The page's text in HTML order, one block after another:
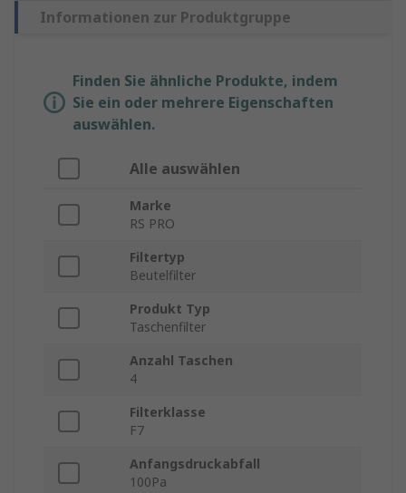
Informationen zur Produktgruppe
Finden Sie ähnliche Produkte, indem
Sie ein oder mehrere Eigenschaften
auswählen.
Alle auswählen
Marke
RS PRO
Filtertyp
Beutelfilter
Produkt Typ
Taschenfilter
Anzahl Taschen
4
Filterklasse
F7
Anfangsdruckabfall
100Pa